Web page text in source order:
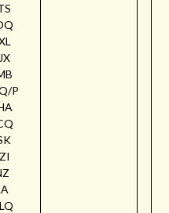
P